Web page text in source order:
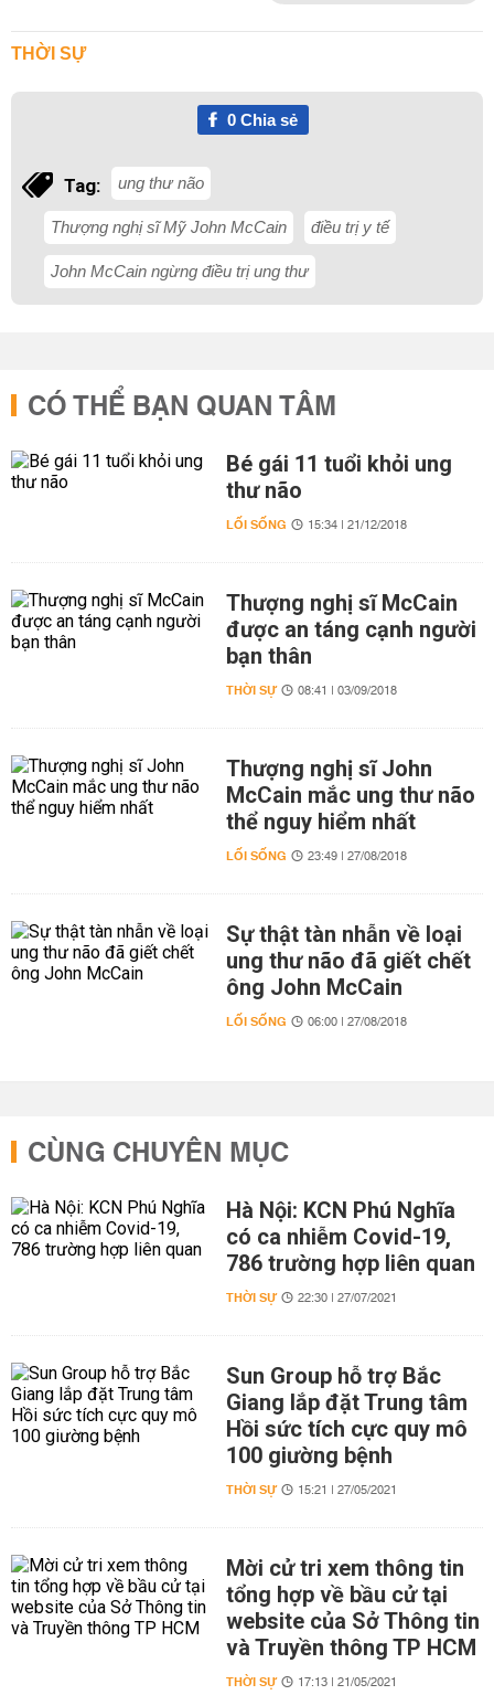
THỜI SỰ
0Chia sẻ
Tag: ung thư não
Thượng nghị sĩ Mỹ John McCain điều trị y tế
John McCain ngừng điều trị ung thư
CÓ THỂ BẠN QUAN TÂM
Bé gái 11 tuổi khỏi ung
thư não
LỐI SỐNG 15:34 | 21/12/2018
Thượng nghị sĩ McCain
được an táng cạnh người
bạn thân
THỜI SỰ 08:41 | 03/09/2018
Thượng nghị sĩ John
McCain mắc ung thư não
thể nguy hiểm nhất
LỐI SỐNG 23:49 | 27/08/2018
Sự thật tàn nhẫn về loại
ung thư não đã giết chết
ông John McCain
LỐI SỐNG 06:00 | 27/08/2018
CÙNG CHUYÊN MỤC
Hà Nội: KCN Phú Nghĩa
có ca nhiễm Covid-19,
786 trường hợp liên quan
THỜI SỰ 22:30 | 27/07/2021
Sun Group hỗ trợ Bắc
Giang lắp đặt Trung tâm
Hồi sức tích cực quy mô
100 giường bệnh
THỜI SỰ 15:21 | 27/05/2021
Mời cử tri xem thông tin
tổng hợp về bầu cử tại
website của Sở Thông tin
và Truyền thông TP HCM
THỜI SỰ 17:13 | 21/05/2021